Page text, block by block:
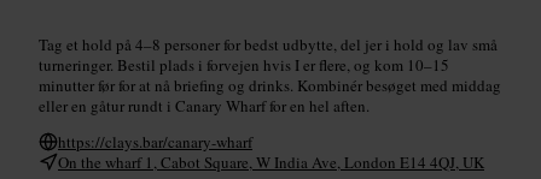
Tag et hold på 4–8 personer for bedst udbytte, del jer i hold og lav små
turneringer. Bestil plads i forvejen hvis I er flere, og kom 10–15
minutter før for at nå briefing og drinks. Kombinér besøget med middag
eller en gåtur rundt i Canary Wharf for en hel aften.
https://clays.bar/canary-wharf
On the wharf 1, Cabot Square, W India Ave, London E14 4QJ, UK